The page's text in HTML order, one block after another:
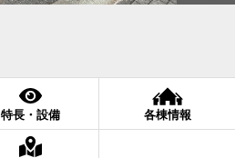
特長・設備 各棟情報